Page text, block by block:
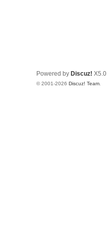
Powered by Discuz! X5.0
© 2001-2026 Discuz! Team